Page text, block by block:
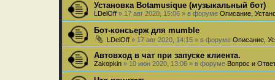
Установка Botamusique (музыкальный бот)
LDelOff » 17 авг 2020, 15:06 » в форуме Описание,
Бот-консьерж для mumble
LDelOff » 17 авг 2020, 14:15 » в форуме Описание,
Автовход в чат при запуске клиента.
Zakopkin » 10 июн 2020, 13:06 » в форуме Вопрос и